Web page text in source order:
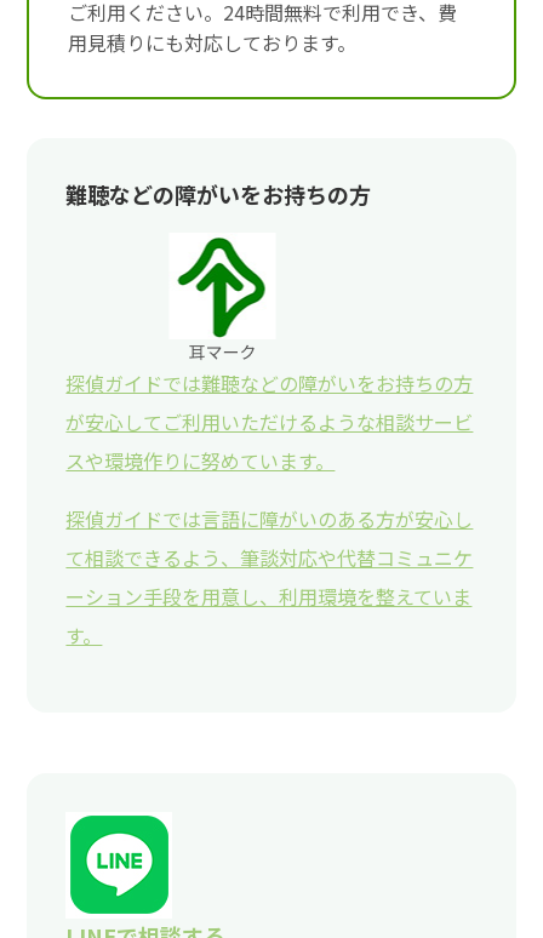
ご利用ください。24時間無料で利用でき、費
用見積りにも対応しております。
難聴などの障がいをお持ちの方
探偵ガイドでは難聴などの障がいをお持ちの方
が安心してご利用いただけるような相談サービ
スや環境作りに努めています。
探偵ガイドでは言語に障がいのある方が安心し
て相談できるよう、筆談対応や代替コミュニケ
ーション手段を用意し、利用環境を整えていま
す。